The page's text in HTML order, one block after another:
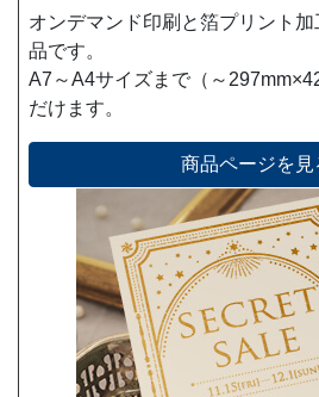
オンデマンド印刷と箔プリント
品です。
A7～A4サイズまで（～
だけます。
商品ページを見